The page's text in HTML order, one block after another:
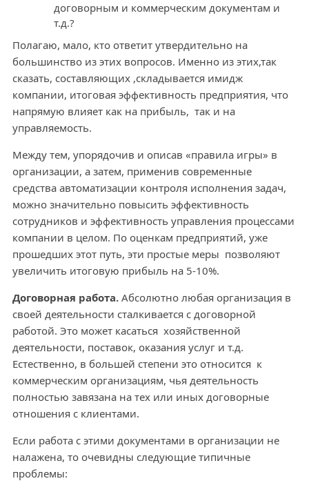
договорным и коммерческим документам и
т.д.?
Полагаю, мало, кто ответит утвердительно на
большинство из этих вопросов. Именно из этих,так
сказать, составляющих ,складывается имидж
компании, итоговая эффективность предприятия, что
напрямую влияет как на прибыль, так и на
управляемость.
Между тем, упорядочив и описав «правила игры» в
организации, а затем, применив современные
средства автоматизации контроля исполнения задач,
можно значительно повысить эффективность
сотрудников и эффективность управления процессами
компании в целом. По оценкам предприятий, уже
прошедших этот путь, эти простые меры позволяют
увеличить итоговую прибыль на 5-10%.
Договорная работа. Абсолютно любая организация в
своей деятельности сталкивается с договорной
работой. Это может касаться хозяйственной
деятельности, поставок, оказания услуг и т.д.
Естественно, в большей степени это относится к
коммерческим организациям, чья деятельность
полностью завязана на тех или иных договорные
отношения с клиентами.
Если работа с этими документами в организации не
налажена, то очевидны следующие типичные
проблемы: